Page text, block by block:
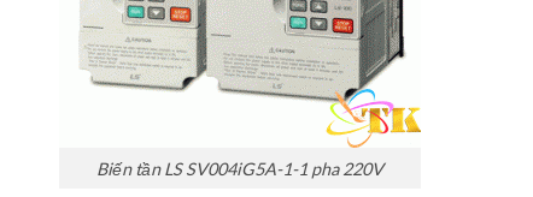
Biến tần LS SV004iG5A-1-1 pha 220V